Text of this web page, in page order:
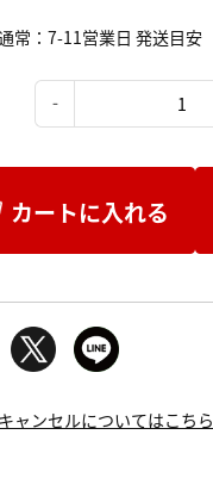
常：7-11営業日 発送目安
カートに入れる
ャンセルについてはこちら